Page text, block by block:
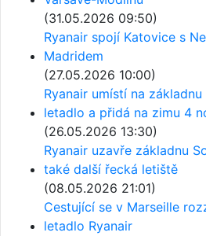
(31.05.2026 09:50)
Ryanair spojí Katovice s
Madridem
(27.05.2026 10:00)
Ryanair umístí na
letadlo a přidá na zimu 4
(26.05.2026 13:30)
Ryanair uzavře základnu
také další řecká letiště
(08.05.2026 21:01)
Cestující se v Marseille
letadlo Ryanair